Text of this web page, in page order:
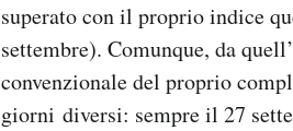
superato con il proprio indice
settembre). Comunque, da
convenzionale del proprio
giorni diversi: sempre il 27